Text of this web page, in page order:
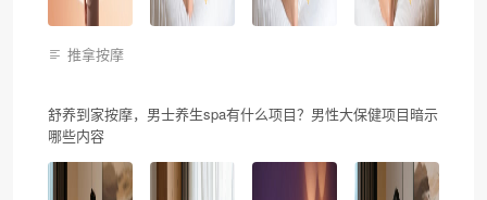
推拿按摩
舒养到家按摩，男士养生spa有什么项目？男性大保健项目暗示
哪些内容